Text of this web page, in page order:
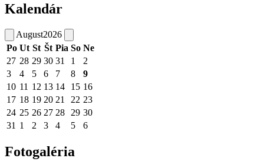
Kalendár
August2026
Po Ut St Št Pia So Ne
27 28 29 30 31 1
2
3
4 5 6 7 8
9
10 11 12 13 14 15 16
17 18 19 20 21 22 23
24 25 26 27 28 29 30
31 1 2 3 4 5 6
Fotogaléria